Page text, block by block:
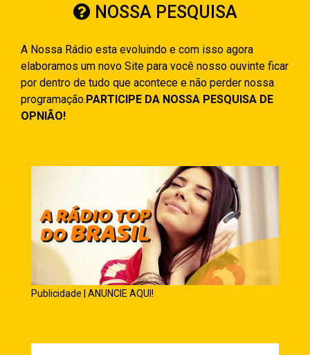
NOSSA PESQUISA
A Nossa Rádio esta evoluindo e com isso agora
elaboramos um novo Site para você nosso ouvinte ficar
por dentro de tudo que acontece e não perder nossa
programação.PARTICIPE DA NOSSA PESQUISA DE
OPNIÃO!
Publicidade | ANUNCIE AQUI!